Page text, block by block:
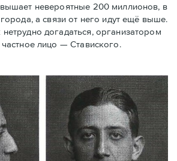
невероятные 200 миллионов, в
a связи от него идут ещё выше.
догадаться, организатором
лицо — Ставиского.